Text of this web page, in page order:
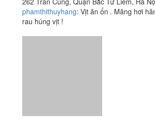
phamthithuyhang: Vịt ăn ổn . Măng hơi
rau húng vịt !